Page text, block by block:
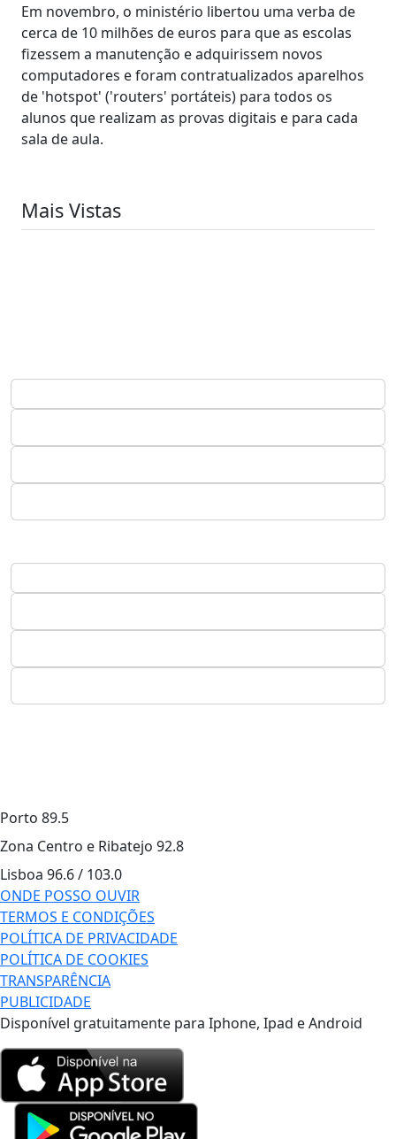
Em novembro, o ministério libertou uma verba de
cerca de 10 milhões de euros para que as escolas
fizessem a manutenção e adquirissem novos
computadores e foram contratualizados aparelhos
de 'hotspot' ('routers' portáteis) para todos os
alunos que realizam as provas digitais e para cada
sala de aula.
Mais Vistas
Porto 89.5
Zona Centro e Ribatejo 92.8
Lisboa 96.6 / 103.0
ONDE POSSO OUVIR
TERMOS E CONDIÇÕES
POLÍTICA DE PRIVACIDADE
POLÍTICA DE COOKIES
TRANSPARÊNCIA
PUBLICIDADE
Disponível gratuitamente para Iphone, Ipad e Android